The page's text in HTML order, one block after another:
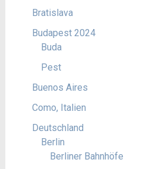
Bratislava
Budapest 2024
Buda
Pest
Buenos Aires
Como, Italien
Deutschland
Berlin
Berliner Bahnhöfe